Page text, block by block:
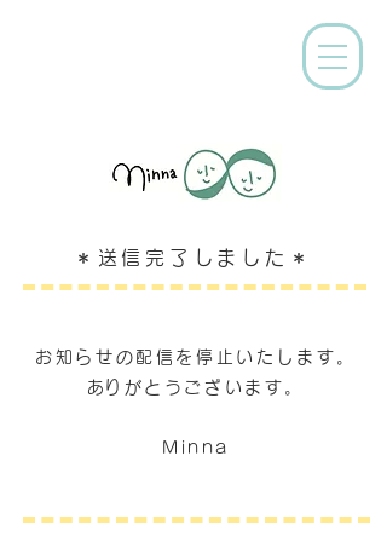
＊送信完了しました＊
お知らせの配信を停止いたします。
​ありがとうございます。
Minna